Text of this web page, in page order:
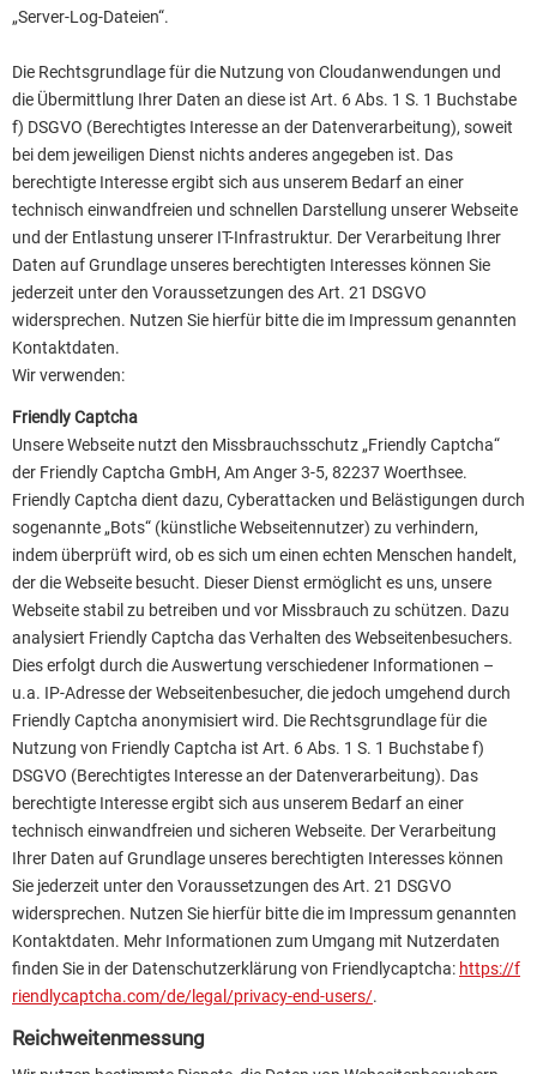
„Server-Log-Dateien“.
Die Rechtsgrundlage für die Nutzung von Cloudanwendungen und
die Übermittlung Ihrer Daten an diese ist Art. 6 Abs. 1 S. 1 Buchstabe
f) DSGVO (Berechtigtes Interesse an der Datenverarbeitung), soweit
bei dem jeweiligen Dienst nichts anderes angegeben ist. Das
berechtigte Interesse ergibt sich aus unserem Bedarf an einer
technisch einwandfreien und schnellen Darstellung unserer Webseite
und der Entlastung unserer IT-Infrastruktur. Der Verarbeitung Ihrer
Daten auf Grundlage unseres berechtigten Interesses können Sie
jederzeit unter den Voraussetzungen des Art. 21 DSGVO
widersprechen. Nutzen Sie hierfür bitte die im Impressum genannten
Kontaktdaten.
Wir verwenden:
Friendly Captcha
Unsere Webseite nutzt den Missbrauchsschutz „Friendly Captcha“
der Friendly Captcha GmbH, Am Anger 3-5, 82237 Woerthsee.
Friendly Captcha dient dazu, Cyberattacken und Belästigungen durch
sogenannte „Bots“ (künstliche Webseitennutzer) zu verhindern,
indem überprüft wird, ob es sich um einen echten Menschen handelt,
der die Webseite besucht. Dieser Dienst ermöglicht es uns, unsere
Webseite stabil zu betreiben und vor Missbrauch zu schützen. Dazu
analysiert Friendly Captcha das Verhalten des Webseitenbesuchers.
Dies erfolgt durch die Auswertung verschiedener Informationen –
u.a. IP-Adresse der Webseitenbesucher, die jedoch umgehend durch
Friendly Captcha anonymisiert wird. Die Rechtsgrundlage für die
Nutzung von Friendly Captcha ist Art. 6 Abs. 1 S. 1 Buchstabe f)
DSGVO (Berechtigtes Interesse an der Datenverarbeitung). Das
berechtigte Interesse ergibt sich aus unserem Bedarf an einer
technisch einwandfreien und sicheren Webseite. Der Verarbeitung
Ihrer Daten auf Grundlage unseres berechtigten Interesses können
Sie jederzeit unter den Voraussetzungen des Art. 21 DSGVO
widersprechen. Nutzen Sie hierfür bitte die im Impressum genannten
Kontaktdaten. Mehr Informationen zum Umgang mit Nutzerdaten
finden Sie in der Datenschutzerklärung von Friendlycaptcha: https://f
riendlycaptcha.com/de/legal/privacy-end-users/.
Reichweitenmessung